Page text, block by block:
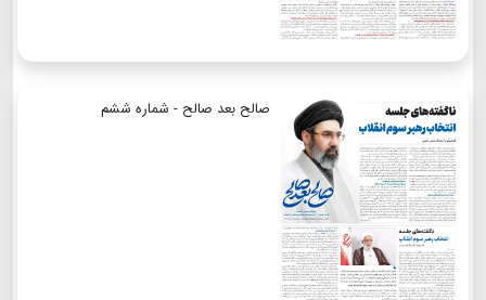
صالح بعد صالح - شماره ششم